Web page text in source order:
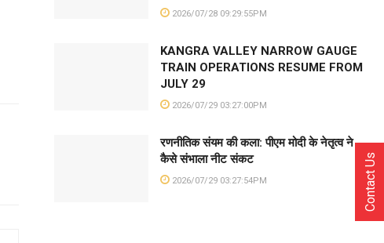
2026/07/28 09:29:55PM
KANGRA VALLEY NARROW GAUGE
TRAIN OPERATIONS RESUME FROM
JULY 29
2026/07/29 03:27:00PM
रणनीतिक संयम की कला: पीएम मोदी के नेतृत्व ने
कैसे संभाला नीट संकट
2026/07/29 03:27:54PM Contact Us